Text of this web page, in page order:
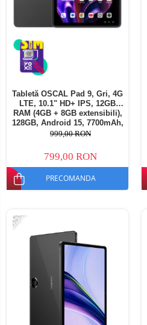
Tabletă OSCAL Pad 9, Gri, 4G
LTE, 10.1" HD+ IPS, 12GB
RAM (4GB + 8GB extensibili),
128GB, Android 15, 7700mAh,
Dual SIM
999,00 RON
799,00 RON
PRECOMANDA
-35%